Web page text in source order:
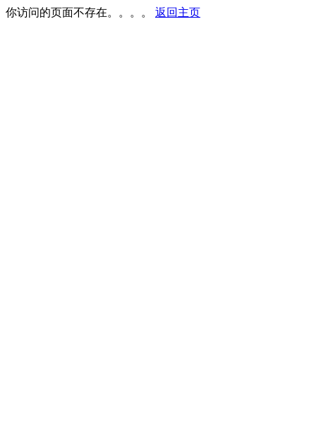
你访问的页面不存在。。。。 返回主页